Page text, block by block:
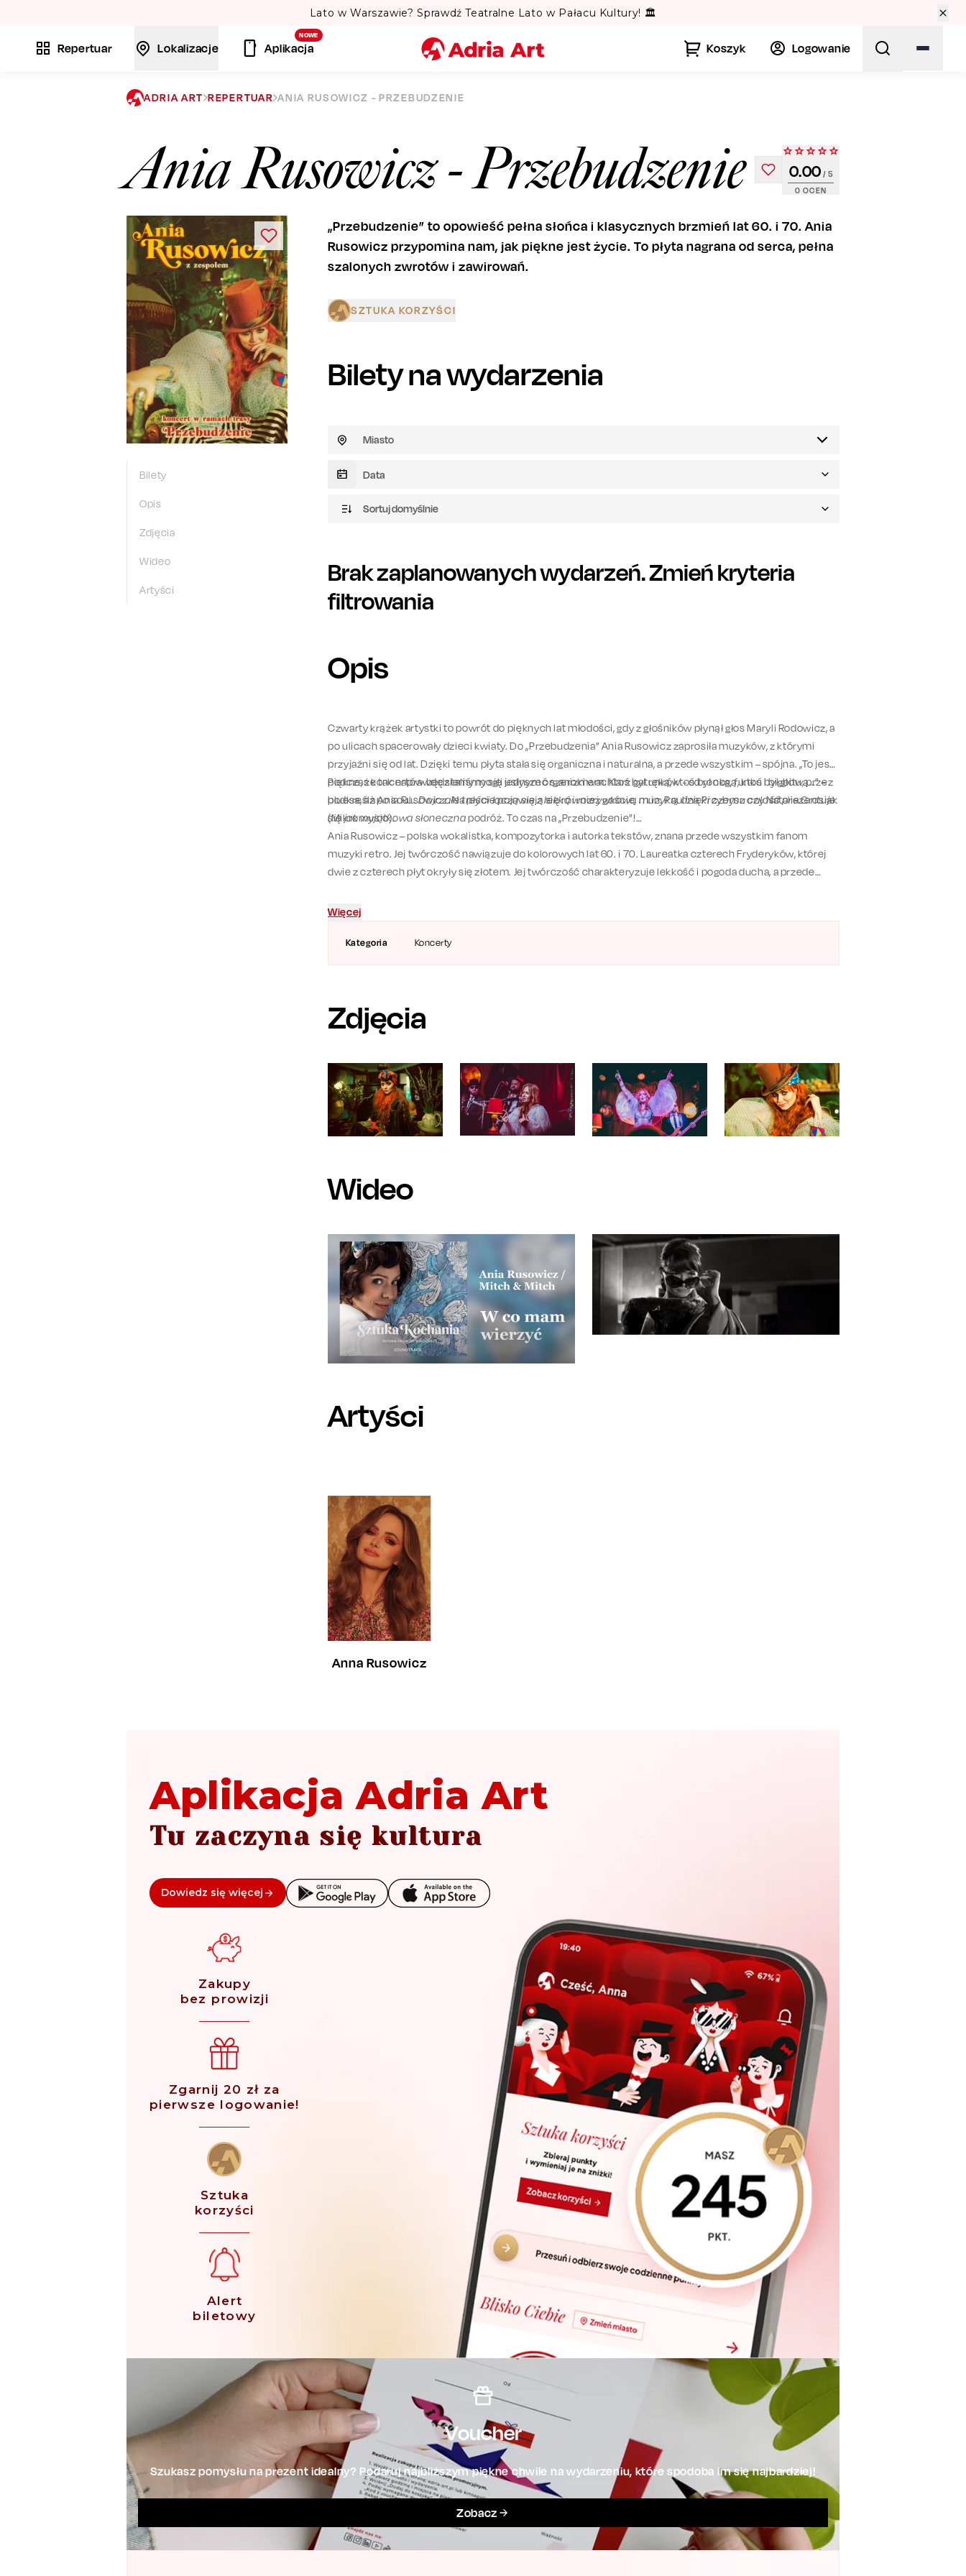
Lato w Warszawie? Sprawdź Teatralne Lato w Pałacu Kultury! 🏛️
Repertuar Lokalizacje
NOWE
Aplikacja Koszyk Logowanie
Szukaj
ADRIA ART REPERTUAR ANIA RUSOWICZ - PRZEBUDZENIE
Ania Rusowicz - Przebudzenie 0.00 / 5
0 OCEN
Bilety
Opis
Zdjęcia
Wideo
Artyści
„Przebudzenie” to opowieść pełna słońca i klasycznych brzmień lat 60. i 70. Ania
Rusowicz przypomina nam, jak piękne jest życie. To płyta nagrana od serca, pełna
szalonych zwrotów i zawirowań.
SZTUKA KORZYŚCI
Bilety na wydarzenia
Miasto
Sortuj domyślnie
Brak zaplanowanych wydarzeń. Zmień kryteria
filtrowania
Opis
Kategoria Koncerty
Czwarty krążek artystki to powrót do pięknych lat młodości, gdy z głośników płynął głos Maryli Rodowicz, a
po ulicach spacerowały dzieci kwiaty. Do „Przebudzenia” Ania Rusowicz zaprosiła muzyków, z którymi
przyjaźni się od lat. Dzięki temu płyta stała się organiczna i naturalna, a przede wszystkim – spójna. „To jest
piękne, że tak naprawdę staliśmy się jednym organizmem. Ktoś był ręką, ktoś był nogą, ktoś był głową…” –
podkreśla Ania Rusowicz. Na płycie pojawiają się również goście, m.in. Paulina Przybysz czy Natalia Grosiak
(Mikromusic).
Podczas koncertów będziemy mogli usłyszeć szeroki wachlarz gatunków - od rocka, funku i bigbitu, przez
bluesa, aż po soul..Dojrzałe treści łączą się z lekką i rozrywkową muzyką, dzięki czemu całość prezentuje
się jak wyjątkowa słonecznapodróż. To czas na „Przebudzenie”!
Ania Rusowicz – polska wokalistka, kompozytorka i autorka tekstów, znana przede wszystkim fanom
muzyki retro. Jej twórczość nawiązuje do kolorowych lat 60. i 70. Laureatka czterech Fryderyków, której
dwie z czterech płyt okryły się złotem. Jej twórczość charakteryzuje lekkość i pogoda ducha, a przede
słuchaczy.
Więcej
Zdjęcia
Wideo
Artyści
Anna Rusowicz
Aplikacja Adria Art
Tu zaczyna się kultura
Dowiedz się więcej
Zakupy
bez prowizji
Zgarnij 20 zł za
pierwsze logowanie!
Sztuka
korzyści
Alert
biletowy
Voucher
Szukasz pomysłu na prezent idealny? Podaruj najbliższym piękne chwile na wydarzeniu, które spodoba im się najbardziej!
Zobacz